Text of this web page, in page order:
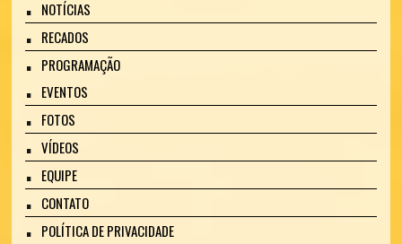
NOTÍCIAS
RECADOS
PROGRAMAÇÃO
EVENTOS
FOTOS
VÍDEOS
EQUIPE
CONTATO
POLÍTICA DE PRIVACIDADE